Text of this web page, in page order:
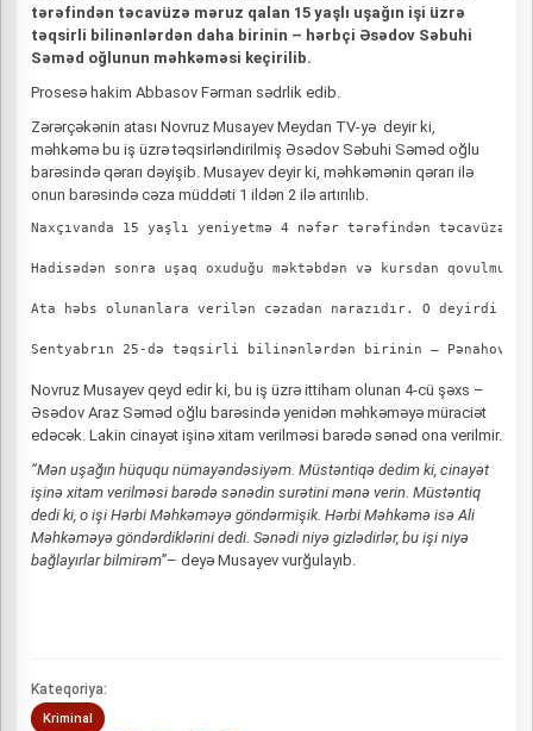
tərəfindən təcavüzə məruz qalan 15 yaşlı uşağın işi üzrə
təqsirli bilinənlərdən daha birinin – hərbçi Əsədov Səbuhi
Səməd oğlunun məhkəməsi keçirilib.
Prosesə hakim Abbasov Fərman sədrlik edib.
Zərərçəkənin atası Novruz Musayev Meydan TV-yə deyir ki,
məhkəmə bu iş üzrə təqsirləndirilmiş Əsədov Səbuhi Səməd oğlu
barəsində qərarı dəyişib. Musayev deyir ki, məhkəmənin qərarı ilə
onun barəsində cəza müddəti 1 ildən 2 ilə artırılıb.
Naxçıvanda 15 yaşlı yeniyetmə 4 nəfər tərəfindən
Hadisədən sonra uşaq oxuduğu məktəbdən və kursdan
Ata həbs olunanlara verilən cəzadan narazıdır. O
Sentyabrın 25-də təqsirli bilinənlərdən birinin – Pənahov
Novruz Musayev qeyd edir ki, bu iş üzrə ittiham olunan 4-cü şəxs –
Əsədov Araz Səməd oğlu barəsində yenidən məhkəməyə müraciət
edəcək. Lakin cinayət işinə xitam verilməsi barədə sənəd ona verilmir.
“Mən uşağın hüququ nümayəndəsiyəm. Müstəntiqə dedim ki, cinayət
işinə xitam verilməsi barədə sənədin surətini mənə verin. Müstəntiq
dedi ki, o işi Hərbi Məhkəməyə göndərmişik. Hərbi Məhkəmə isə Ali
Məhkəməyə göndərdiklərini dedi. Sənədi niyə gizlədirlər, bu işi niyə
bağlayırlar bilmirəm”– deyə Musayev vurğulayıb.
Kateqoriya:
Kriminal